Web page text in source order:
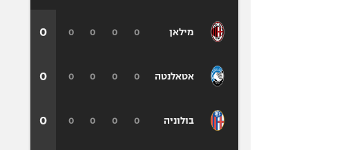
מילאן
אטאלנטה
בולוניה
0
0
0
0
0
0
0
0
0
0
0
0
0
0
0